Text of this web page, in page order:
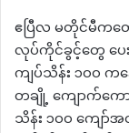
ဧပြီလ မတိုင်မီက
လုပ်ကိုင်ခွင့်တွေ ပေ
ကျပ်သိန်း ၁၀၀ က
တချို့ ကျောက်က
သိန်း ၁၀၀ ကျေ